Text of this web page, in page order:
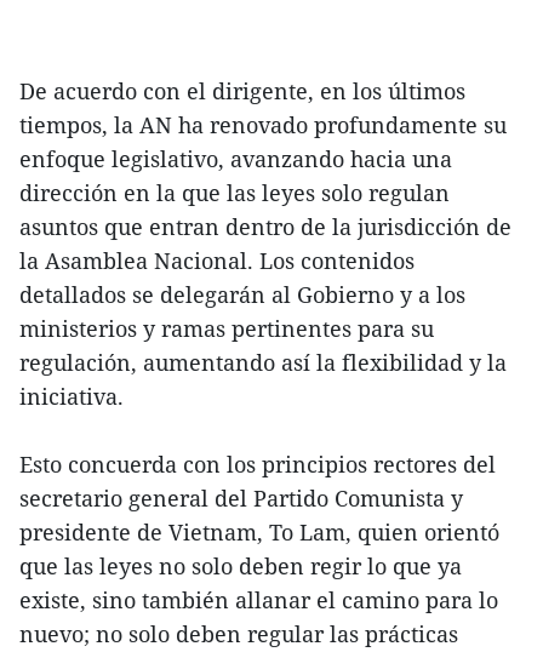
De acuerdo con el dirigente, en los últimos
tiempos, la AN ha renovado profundamente su
enfoque legislativo, avanzando hacia una
dirección en la que las leyes solo regulan
asuntos que entran dentro de la jurisdicción de
la Asamblea Nacional. Los contenidos
detallados se delegarán al Gobierno y a los
ministerios y ramas pertinentes para su
regulación, aumentando así la flexibilidad y la
iniciativa.
Esto concuerda con los principios rectores del
secretario general del Partido Comunista y
presidente de Vietnam, To Lam, quien orientó
que las leyes no solo deben regir lo que ya
existe, sino también allanar el camino para lo
nuevo; no solo deben regular las prácticas